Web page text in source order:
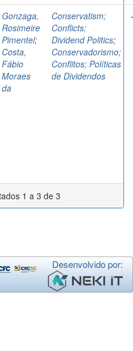
Gonzaga,
Rosimeire
Pimentel;
Costa,
Fábio
Moraes
da
Conservatism;
Conflicts;
Dividend Politics;
Conservadorismo;
Conflitos; Políticas
de Dividendos
-
1 a 3 de 3
Desenvolvido por: